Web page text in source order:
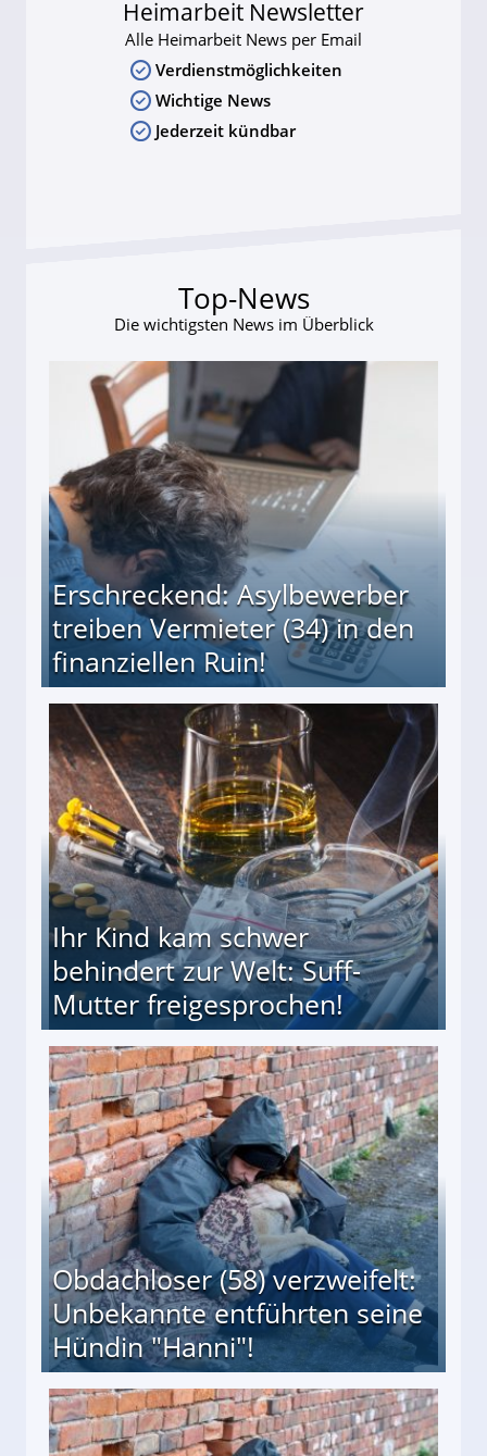
Heimarbeit Newsletter
Alle Heimarbeit News per Email
Verdienstmöglichkeiten
Wichtige News
Jederzeit kündbar
Top-News
Die wichtigsten News im Überblick
Erschreckend: Asylbewerber
treiben Vermieter (34) in den
finanziellen Ruin!
(34) in den finanziellen Ruin!
Ihr Kind kam schwer
behindert zur Welt: Suff-
Mutter freigesprochen!
Mutter freigesprochen!
Obdachloser (58) verzweifelt:
Unbekannte entführten seine
Hündin "Hanni"!
entführten seine Hündin "Hanni"!